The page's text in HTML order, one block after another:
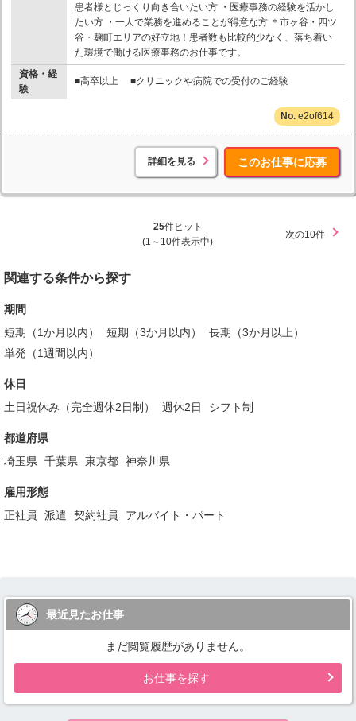
患者様とじっくり向き合いたい方 ・医療事務の経験を活かし
たい方 ・一人で業務を進めることが得意な方 ＊市ヶ谷・四ツ
谷・麹町エリアの好立地！患者数も比較的少なく、落ち着い
た環境で働ける医療事務のお仕事です。
資格・経
験
■高卒以上 ■クリニックや病院での受付のご経験
e2of614
詳細を見る このお仕事に応募
25件ヒット
(1～10件表示中)
次の10件
関連する条件から探す
期間
短期（1か月以内）
短期（3か月以内）
長期（3か月以上）
単発（1週間以内）
休日
土日祝休み（完全週休2日制）
週休2日 シフト制
都道府県
埼玉県 千葉県 東京都 神奈川県
雇用形態
正社員
派遣 契約社員 アルバイト・パート
最近見たお仕事
まだ閲覧履歴がありません。
お仕事を探す